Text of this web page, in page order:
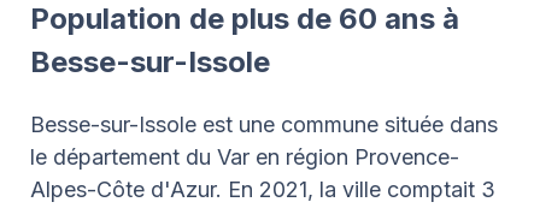
Population de plus de 60 ans à
Besse-sur-Issole
Besse-sur-Issole est une commune située dans
le département du Var en région Provence-
Alpes-Côte d'Azur. En 2021, la ville comptait 3